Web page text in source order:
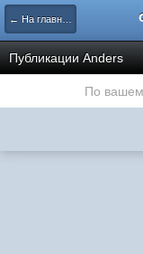
← На главную
Публикации Anders
По